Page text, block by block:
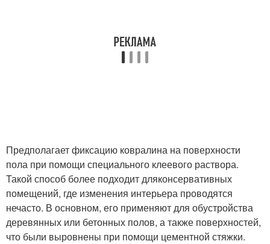
Предполагает фиксацию ковралина на поверхности
пола при помощи специального клеевого раствора.
Такой способ более подходит дляконсервативных
помещений, где изменения интерьера проводятся
нечасто. В основном, его применяют для обустройства
деревянных или бетонных полов, а также поверхностей,
что были выровнены при помощи цементной стяжки.